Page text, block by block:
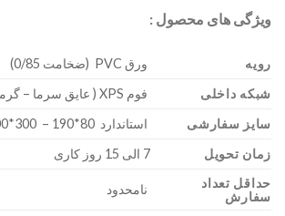
ویژگی های محصول :
رویه
ورق PVC (ضخامت 0/85)
شبکه داخلی
فوم XPS ( عایق سرما – گرما )
سایز سفارشی
استاندارد 80*190 – 300*200
زمان تحویل
7 الی 15 روز کاری
حداقل تعداد
سفارش
نامحدود